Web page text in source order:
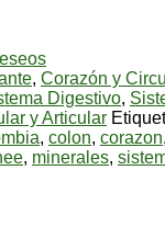
, Corazón y
Digestivo,
y Articular
, colon, corazon,
, minerales,